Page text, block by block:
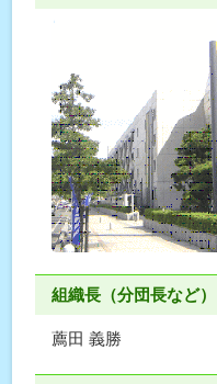
組織長（分団長など）
薦田 義勝